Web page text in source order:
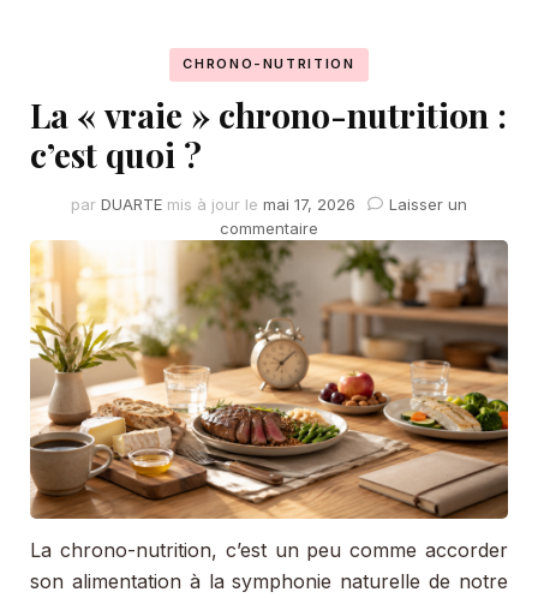
CHRONO-NUTRITION
La « vraie » chrono-nutrition :
c’est quoi ?
par DUARTE mis à jour le mai 17, 2026
Laisser un
commentaire
La
« vraie »
chrono-
nutrition
c’est
quoi
?
La chrono-nutrition, c’est un peu comme accorder
son alimentation à la symphonie naturelle de notre